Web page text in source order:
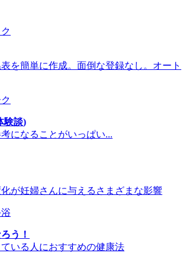
を簡単に作成。面倒な登録なし。オート
験談)
になることがいっぱい...
が妊婦さんに与えるさまざまな影響
う！
いる人におすすめの健康法